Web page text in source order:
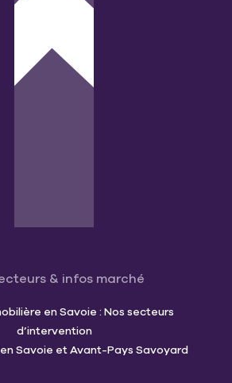
& infos marché
en Savoie : Nos secteurs
d’intervention
Savoie et Avant-Pays Savoyard